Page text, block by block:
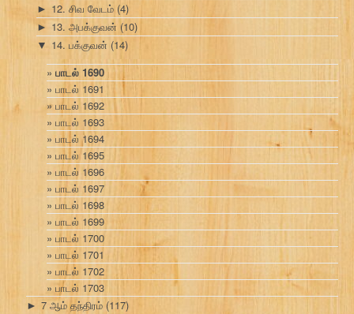
► 12. சிவ வேடம் (4)
► 13. அபக்குவன் (10)
▼ 14. பக்குவன் (14)
பாடல் 1690
பாடல் 1691
பாடல் 1692
பாடல் 1693
பாடல் 1694
பாடல் 1695
பாடல் 1696
பாடல் 1697
பாடல் 1698
பாடல் 1699
பாடல் 1700
பாடல் 1701
பாடல் 1702
பாடல் 1703
► 7 ஆம் தந்திரம் (117)